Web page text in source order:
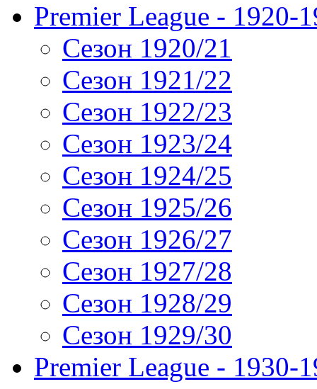
Premier League - 1920-
Сезон 1920/21
Сезон 1921/22
Сезон 1922/23
Сезон 1923/24
Сезон 1924/25
Сезон 1925/26
Сезон 1926/27
Сезон 1927/28
Сезон 1928/29
Сезон 1929/30
Premier League - 1930-